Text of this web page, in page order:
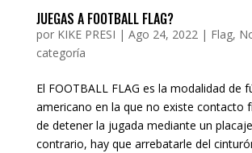
JUEGAS A FOOTBALL FLAG?
por KIKE PRESI | Ago 24, 2022 | Flag,
categoría
El FOOTBALL FLAG es la modalidad de
americano en la que no existe contacto
de detener la jugada mediante un
contrario, hay que arrebatarle del